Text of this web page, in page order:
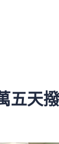
五天